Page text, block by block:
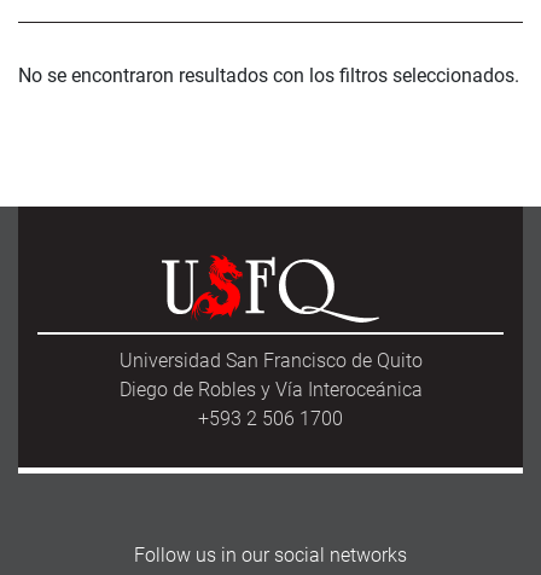
No se encontraron resultados con los filtros seleccionados.
Universidad San Francisco de Quito
Diego de Robles y Vía Interoceánica
+593 2 506 1700
Follow us in our social networks